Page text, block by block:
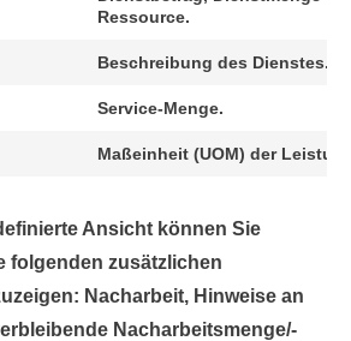
Ressource.
Beschreibung des Dienstes.
Service-Menge.
Maßeinheit (UOM) der
Ansicht können Sie
folgenden zusätzlichen
Nacharbeit, Hinweise an
Nacharbeitsmenge/-